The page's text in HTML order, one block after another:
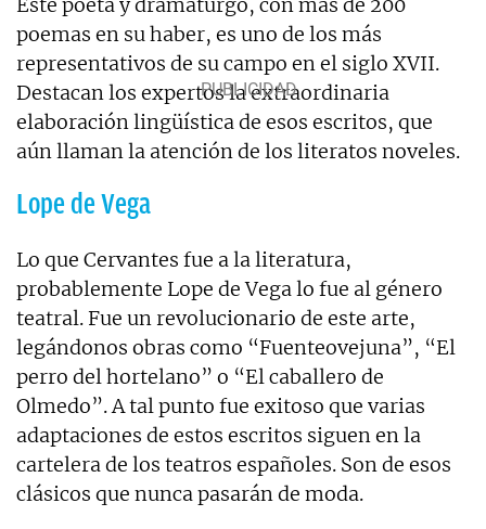
Este poeta y dramaturgo, con más de 200
poemas en su haber, es uno de los más
representativos de su campo en el siglo XVII.
Destacan los expertos la extraordinaria
elaboración lingüística de esos escritos, que
aún llaman la atención de los literatos noveles.
Lope de Vega
Lo que Cervantes fue a la literatura,
probablemente Lope de Vega lo fue al género
teatral. Fue un revolucionario de este arte,
legándonos obras como “Fuenteovejuna”, “El
perro del hortelano” o “El caballero de
Olmedo”. A tal punto fue exitoso que varias
adaptaciones de estos escritos siguen en la
cartelera de los teatros españoles. Son de esos
clásicos que nunca pasarán de moda.